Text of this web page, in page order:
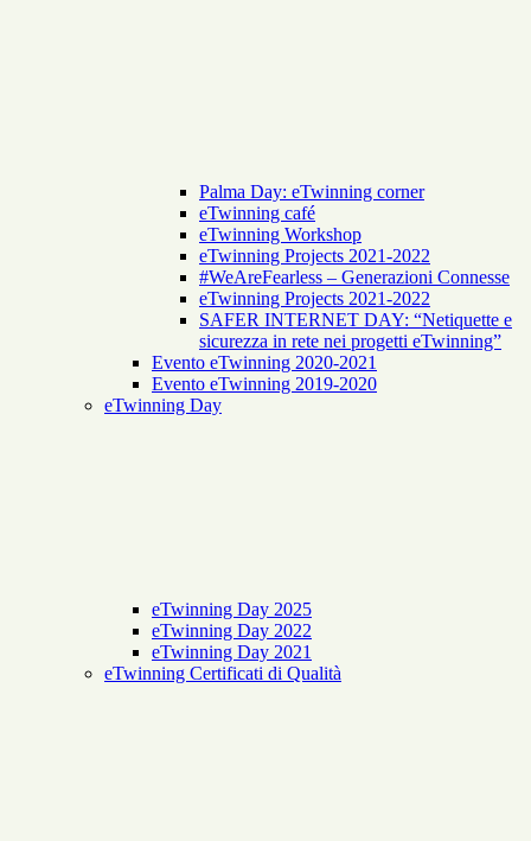
Palma Day: eTwinning corner
eTwinning café
eTwinning Workshop
eTwinning Projects 2021-2022
#WeAreFearless – Generazioni Connesse
eTwinning Projects 2021-2022
SAFER INTERNET DAY: “Netiquette e
sicurezza in rete nei progetti eTwinning”
Evento eTwinning 2020-2021
Evento eTwinning 2019-2020
eTwinning Day
eTwinning Day 2025
eTwinning Day 2022
eTwinning Day 2021
eTwinning Certificati di Qualità